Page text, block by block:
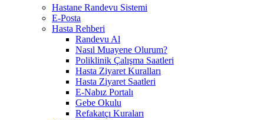
Hastane Randevu Sistemi
E-Posta
Hasta Rehberi
Randevu Al
Nasıl Muayene Olurum?
Poliklinik Çalışma Saatleri
Hasta Ziyaret Kuralları
Hasta Ziyaret Saatleri
E-Nabız Portalı
Gebe Okulu
Refakatçı Kuraları